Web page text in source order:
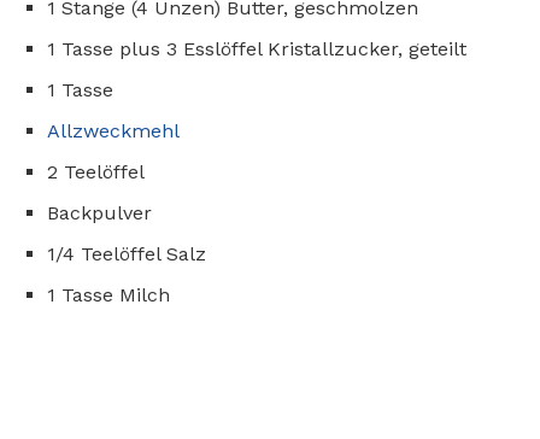
1 Stange (4 Unzen) Butter, geschmolzen
1 Tasse plus 3 Esslöffel Kristallzucker, geteilt
1 Tasse
Allzweckmehl
2 Teelöffel
Backpulver
1/4 Teelöffel Salz
1 Tasse Milch